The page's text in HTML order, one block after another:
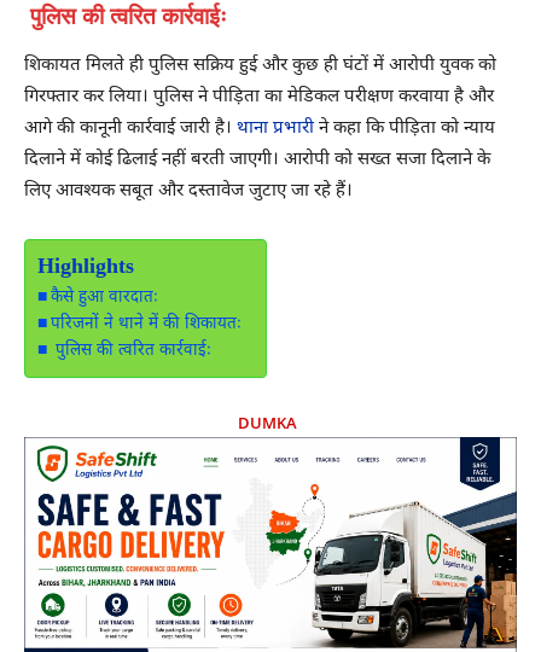
पुलिस की त्वरित कार्रवाईः
शिकायत मिलते ही पुलिस सक्रिय हुई और कुछ ही घंटों में आरोपी युवक को
गिरफ्तार कर लिया। पुलिस ने पीड़िता का मेडिकल परीक्षण करवाया है और
आगे की कानूनी कार्रवाई जारी है। थाना प्रभारीने कहा कि पीड़िता को न्याय
दिलाने में कोई ढिलाई नहीं बरती जाएगी। आरोपी को सख्त सजा दिलाने के
लिए आवश्यक सबूत और दस्तावेज जुटाए जा रहे हैं।
Highlights
कैसे हुआ वारदातः
परिजनों ने थाने में की शिकायतः
पुलिस की त्वरित कार्रवाईः
DUMKA